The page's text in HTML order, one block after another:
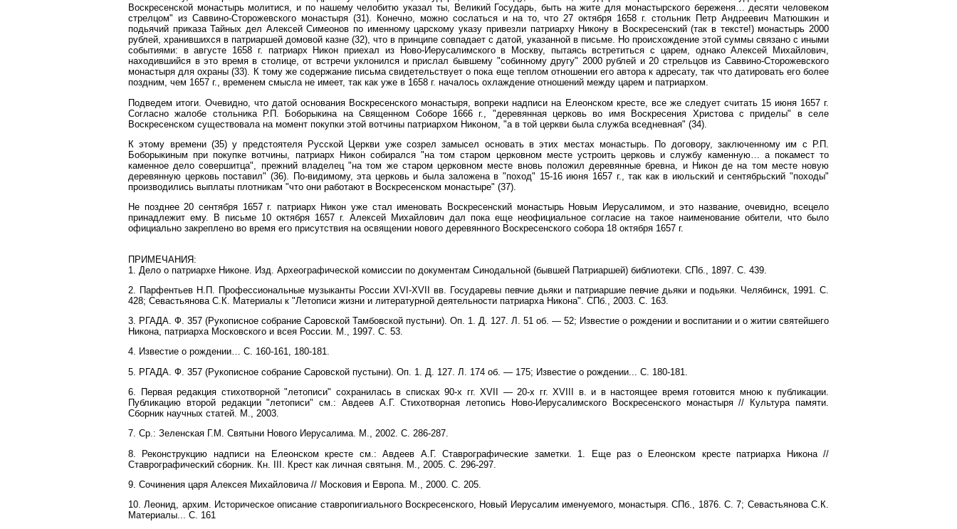
Воскресенской монастырь молитися, и по нашему челобитю указал ты, Великий Государь, быть на жите для монастырского береженя… десяти человеком
стрелцом" из Саввино-Сторожевского монастыря (31). Конечно, можно сослаться и на то, что 27 октября 1658 г. стольник Петр Андреевич Матюшкин и
подьячий приказа Тайных дел Алексей Симеонов по именному царскому указу привезли патриарху Никону в Воскресенский (так в тексте!) монастырь 2000
рублей, хранившихся в патриаршей домовой казне (32), что в принципе совпадает с датой, указанной в письме. Но происхождение этой суммы связано с иными
событиями: в августе 1658 г. патриарх Никон приехал из Ново-Иерусалимского в Москву, пытаясь встретиться с царем, однако Алексей Михайлович,
находившийся в это время в столице, от встречи уклонился и прислал бывшему "собинному другу" 2000 рублей и 20 стрельцов из Саввино-Сторожевского
монастыря для охраны (33). К тому же содержание письма свидетельствует о пока еще теплом отношении его автора к адресату, так что датировать его более
поздним, чем 1657 г., временем смысла не имеет, так как уже в 1658 г. началось охлаждение отношений между царем и патриархом.
Подведем итоги. Очевидно, что датой основания Воскресенского монастыря, вопреки надписи на Елеонском кресте, все же следует считать 15 июня 1657 г.
Согласно жалобе стольника Р.П. Боборыкина на Священном Соборе 1666 г., "деревянная церковь во имя Воскресения Христова с приделы" в селе
Воскресенском существовала на момент покупки этой вотчины патриархом Никоном, "а в той церкви была служба вседневная" (34).
К этому времени (35) у предстоятеля Русской Церкви уже созрел замысел основать в этих местах монастырь. По договору, заключенному им с Р.П.
Боборыкиным при покупке вотчины, патриарх Никон собирался "на том старом церковном месте устроить церковь и службу каменную… а покамест то
каменное дело совершитца", прежний владелец "на том же старом церковном месте вновь положил деревянные бревна, и Никон де на том месте новую
деревянную церковь поставил" (36). По-видимому, эта церковь и была заложена в "поход" 15-16 июня 1657 г., так как в июльский и сентябрьский "походы"
производились выплаты плотникам "что они работают в Воскресенском монастыре" (37).
Не позднее 20 сентября 1657 г. патриарх Никон уже стал именовать Воскресенский монастырь Новым Иерусалимом, и это название, очевидно, всецело
принадлежит ему. В письме 10 октября 1657 г. Алексей Михайлович дал пока еще неофициальное согласие на такое наименование обители, что было
официально закреплено во время его присутствия на освящении нового деревянного Воскресенского собора 18 октября 1657 г.
ПРИМЕЧАНИЯ:
1. Дело о патриархе Никоне. Изд. Археографической комиссии по документам Синодальной (бывшей Патриаршей) библиотеки. СПб., 1897. С. 439.
2. Парфентьев Н.П. Профессиональные музыканты России XVI-XVII вв. Государевы певчие дьяки и патриаршие певчие дьяки и подьяки. Челябинск, 1991. С.
428; Севастьянова С.К. Материалы к "Летописи жизни и литературной деятельности патриарха Никона". СПб., 2003. С. 163.
3. РГАДА. Ф. 357 (Рукописное собрание Саровской Тамбовской пустыни). Оп. 1. Д. 127. Л. 51 об. — 52; Известие о рождении и воспитании и о житии святейшего
Никона, патриарха Московского и всея России. М., 1997. С. 53.
4. Известие о рождении… С. 160-161, 180-181.
5. РГАДА. Ф. 357 (Рукописное собрание Саровской пустыни). Оп. 1. Д. 127. Л. 174 об. — 175; Известие о рождении... С. 180-181.
6. Первая редакция стихотворной "летописи" сохранилась в списках 90-х гг. XVII — 20-х гг. XVIII в. и в настоящее время готовится мною к публикации.
Публикацию второй редакции "летописи" см.: Авдеев А.Г. Стихотворная летопись Ново-Иерусалимского Воскресенского монастыря // Культура памяти.
Сборник научных статей. М., 2003.
7. Ср.: Зеленская Г.М. Святыни Нового Иерусалима. М., 2002. С. 286-287.
8. Реконструкцию надписи на Елеонском кресте см.: Авдеев А.Г. Ставрографические заметки. 1. Еще раз о Елеонском кресте патриарха Никона //
Ставрографический сборник. Кн. III. Крест как личная святыня. М., 2005. С. 296-297.
9. Сочинения царя Алексея Михайловича // Московия и Европа. М., 2000. С. 205.
10. Леонид, архим. Историческое описание ставропигиального Воскресенского, Новый Иерусалим именуемого, монастыря. СПб., 1876. С. 7; Севастьянова С.К.
Материалы... С. 161